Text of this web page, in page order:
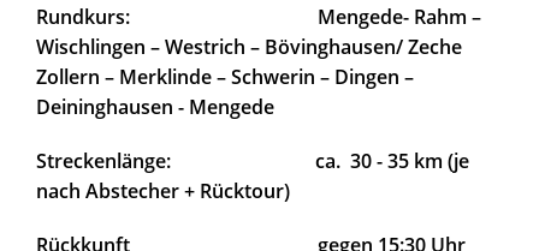
Rundkurs: Mengede- Rahm –
Wischlingen – Westrich – Bövinghausen/ Zeche
Zollern – Merklinde – Schwerin – Dingen –
Deininghausen - Mengede
Streckenlänge: ca. 30 - 35 km (je
nach Abstecher + Rücktour)
Rückkunft gegen 15:30 Uhr